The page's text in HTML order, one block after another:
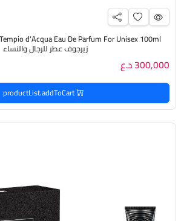
d'Acqua Eau De Parfum For Unisex 100ml
زيرجوف عطر للرجال والنساء
300,000 د.ع
productList.addToCart